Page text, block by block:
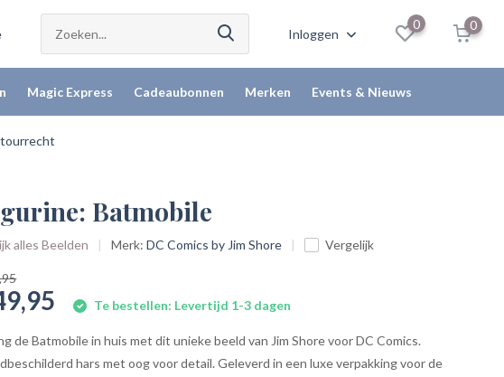
Inloggen
0 0
Magic Express Cadeaubonnen Merken Events & Nieuws
Batmobile
alles Beelden Merk:DC Comics by Jim Shore Vergelijk
Te bestellen: Levertijd 1-3 dagen
de Batmobile in huis met dit unieke beeld van Jim Shore voor DC Comics.
hars met oog voor detail. Geleverd in een luxe verpakking voor de